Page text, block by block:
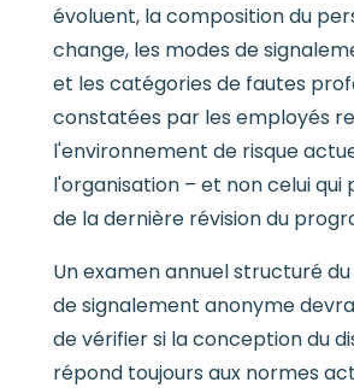
évoluent, la composition du
change, les modes de
et les catégories de fautes
constatées par les employés
l'environnement de risque
l'organisation – et non celui qui
de la dernière révision du
Un examen annuel structuré
de signalement anonyme
de vérifier si la conception du
répond toujours aux normes